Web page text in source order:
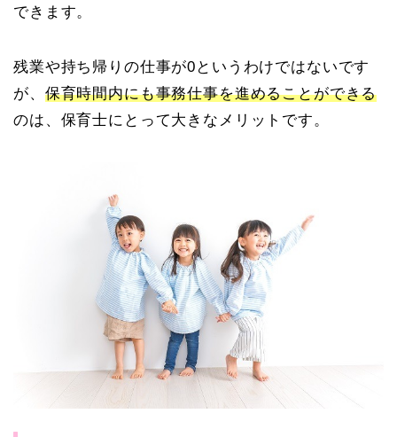
できます。
残業や持ち帰りの仕事が0というわけではないです
が、 保育時間内にも事務仕事を進めることができる
のは、保育士にとって大きなメリットです。